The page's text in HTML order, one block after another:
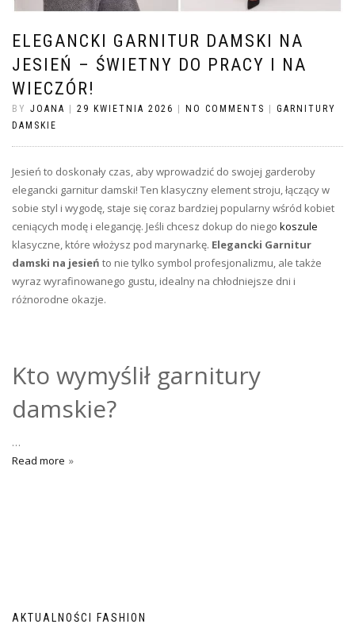
ELEGANCKI GARNITUR DAMSKI NA
JESIEŃ – ŚWIETNY DO PRACY I NA
WIECZÓR!
BY JOANA | 29 KWIETNIA 2026 | NO COMMENTS | GARNITURY
DAMSKIE
Jesień to doskonały czas, aby wprowadzić do swojej garderoby
elegancki garnitur damski! Ten klasyczny element stroju, łączący w
sobie styl i wygodę, staje się coraz bardziej popularny wśród kobiet
ceniących modę i elegancję. Jeśli chcesz dokup do niego koszule
klasyczne, które włożysz pod marynarkę. Elegancki Garnitur
damski na jesień to nie tylko symbol profesjonalizmu, ale także
wyraz wyrafinowanego gustu, idealny na chłodniejsze dni i
różnorodne okazje.
Kto wymyślił garnitury
damskie?
…
Read more
AKTUALNOŚCI FASHION